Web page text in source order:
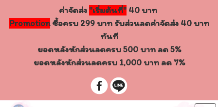
ค่าจัดส่ง "เริ่มต้นที่" 40 บาท
Promotionซื้อครบ 299 บาท รับส่วนลดค่าจัดส่ง 40 บาท
ทันที
ยอดหลังหักส่วนลดครบ 500 บาท ลด 5%
ยอดหลังหักส่วนลดครบ 1,000 บาท ลด 7%